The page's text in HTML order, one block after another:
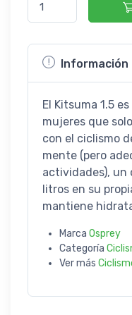
El Kitsuma 1.5
mujeres que
con el ciclismo
mente (pero
actividades), un
litros en su
mantiene
Marca Osprey
Categoría
Ver más